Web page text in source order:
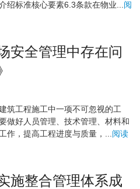
绍标准核心要素6.3条款在物业... 阅
安全管理中存在问
筑工程施工中一项不可忽视的工
做好人员管理、技术管理、材料和
作，提高工程进度与质量，... 阅读
施整合管理体系成